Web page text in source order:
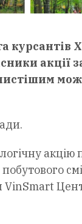
курсантів
акції
акцію